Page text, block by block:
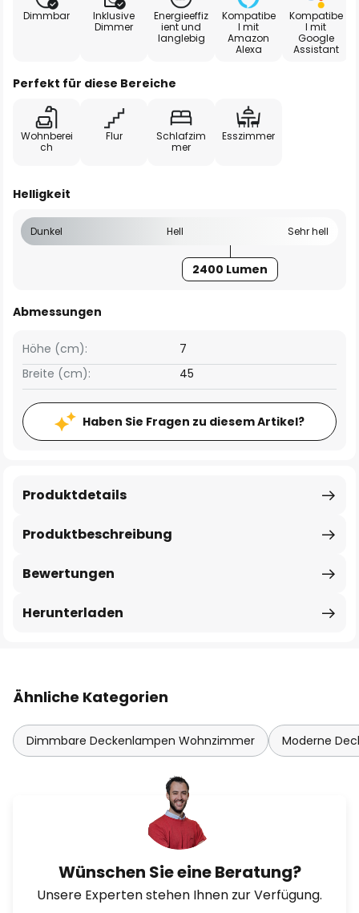
Dimmbar
Inklusive
Dimmer
Energieeffiz
ient und
langlebig
Kompatibe
l mit
Amazon
Alexa
Kompatibe
l mit
Google
Assistant
Perfekt für diese Bereiche
Wohnberei
ch
Flur
Schlafzim
mer
Esszimmer
Helligkeit
Dunkel Hell Sehr hell
2400 Lumen
Abmessungen
Breite (cm): 45
Höhe (cm): 7
Haben Sie Fragen zu diesem Artikel?
Produktbeschreibung
Produktdetails
Bewertungen
Herunterladen
Ähnliche Kategorien
Dimmbare Deckenlampen Wohnzimmer Moderne
Wünschen Sie eine Beratung?
Unsere Experten stehen Ihnen zur Verfügung.